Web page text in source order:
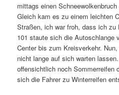
mit­tags einen
Gleich kam es zu einem leichten
Straßen, ich war froh, dass ich zu
101 staute sich die Autoschlange
Center bis zum Kreisverkehr.
nicht lange auf sich warten
offen­sicht­lich noch Sommerreifen
sich die Fahrer zu Winterreifen